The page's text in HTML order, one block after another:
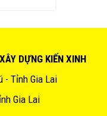
DỰNG KIẾN XINH
- Tỉnh Gia Lai
Gia Lai